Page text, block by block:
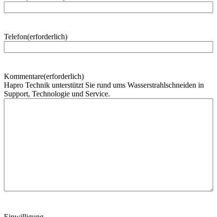
h
n
e
Telefon(erforderlich)
Kommentare(erforderlich)
Hapro Technik unterstützt Sie rund ums Wasserstrahlschneiden in
Support, Technologie und Service.